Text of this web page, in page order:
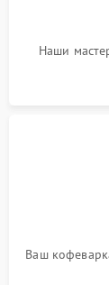
Наши
Ваш